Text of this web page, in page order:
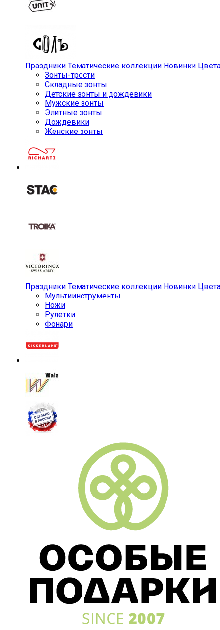
Праздники Тематические коллекции Новинки Цвета
Зонты-трости
Складные зонты
Детские зонты и дождевики
Мужские зонты
Элитные зонты
Дождевики
Женские зонты
Праздники Тематические коллекции Новинки Цвета
Мульти­инструменты
Ножи
Рулетки
Фонари